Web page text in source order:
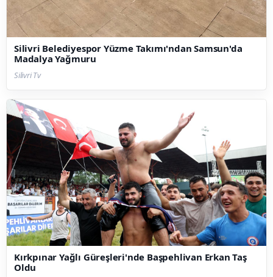
Silivri Belediyespor Yüzme Takımı'ndan Samsun'da
Madalya Yağmuru
Silivri Tv
Kırkpınar Yağlı Güreşleri'nde Başpehlivan Erkan Taş
Oldu